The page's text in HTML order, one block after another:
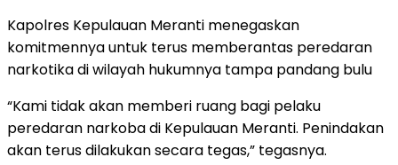
Kapolres Kepulauan Meranti menegaskan
komitmennya untuk terus memberantas peredaran
narkotika di wilayah hukumnya tampa pandang bulu
“Kami tidak akan memberi ruang bagi pelaku
peredaran narkoba di Kepulauan Meranti. Penindakan
akan terus dilakukan secara tegas,” tegasnya.